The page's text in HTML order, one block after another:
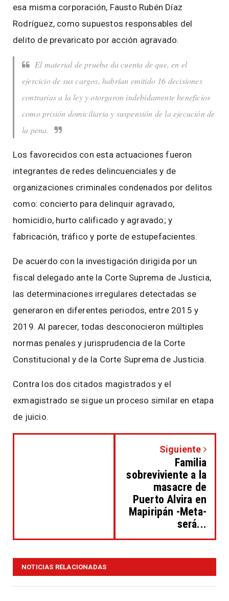
esa misma corporación, Fausto Rubén Díaz
Rodríguez, como supuestos responsables del
delito de prevaricato por acción agravado.
El material de prueba da cuenta de que, en el
ejercicio de sus cargos, habrían emitido 16 decisiones
contrarias a la ley y otorgaron indebidamente beneficios
como prisión domiciliaria y suspensión de la ejecución de
la pena.
Los favorecidos con esta actuaciones fueron
integrantes de redes delincuenciales y de
organizaciones criminales condenados por delitos
como: concierto para delinquir agravado,
homicidio, hurto calificado y agravado; y
fabricación, tráfico y porte de estupefacientes.
De acuerdo con la investigación dirigida por un
fiscal delegado ante la Corte Suprema de Justicia,
las determinaciones irregulares detectadas se
generaron en diferentes periodos, entre 2015 y
2019. Al parecer, todas desconocieron múltiples
normas penales y jurisprudencia de la Corte
Constitucional y de la Corte Suprema de Justicia.
Contra los dos citados magistrados y el
exmagistrado se sigue un proceso similar en etapa
de juicio.
Siguiente
Familia
sobreviviente a la
masacre de
Puerto Alvira en
Mapiripán -Meta-
será...
NOTICIAS RELACIONADAS